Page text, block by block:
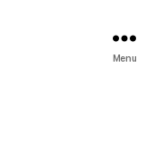
Menu